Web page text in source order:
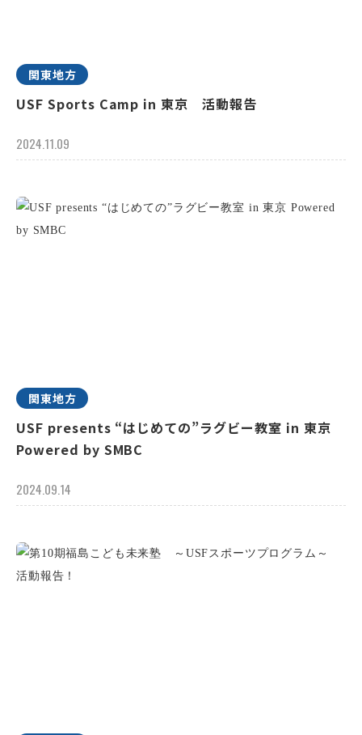
関東地方
USF Sports Camp in 東京 活動報告
2024.11.09
関東地方
USF presents “はじめての”ラグビー教室 in 東京
Powered by SMBC
2024.09.14